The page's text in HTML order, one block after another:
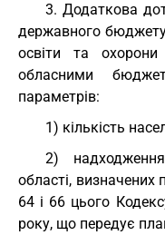
3. Додаткова
державного
освіти та охорони
обласними
параметрів:
1) кількість
2)
області, визначених
64 і 66 цього
року, що передує